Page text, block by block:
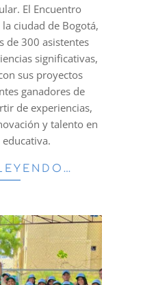
El Encuentro
ciudad de Bogotá,
de 300 asistentes
significativas,
sus proyectos
ganadores de
de experiencias,
y talento en